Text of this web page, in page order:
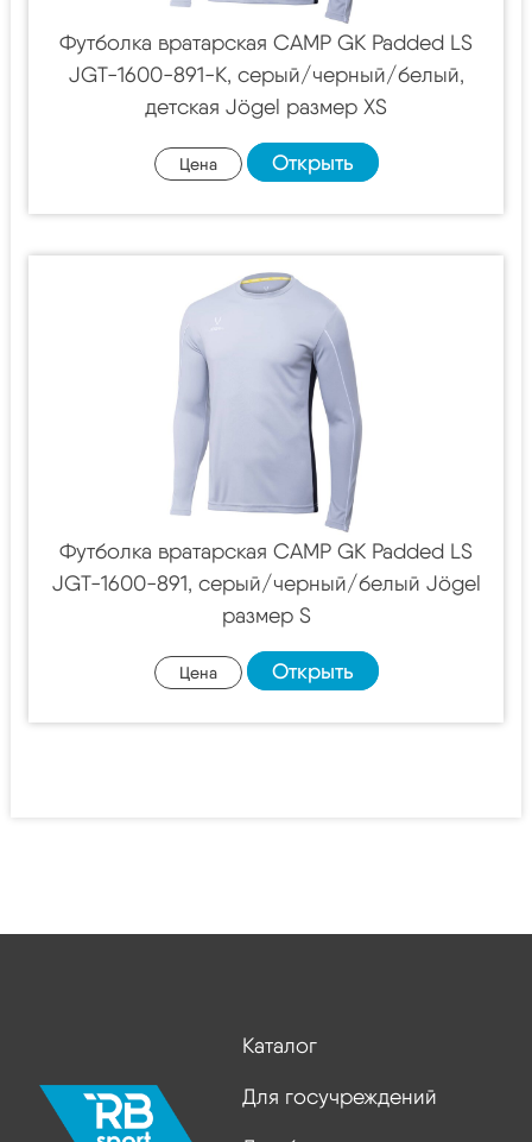
Футболка вратарская CAMP GK Padded LS
JGT-1600-891-K, серый/черный/белый,
детская Jögel размер XS
Цена Открыть
Футболка вратарская CAMP GK Padded LS
JGT-1600-891, серый/черный/белый Jögel
размер S
Цена Открыть
Каталог
Для госучреждений